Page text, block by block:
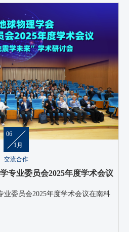
06
1月
交流合作
专业委员会2025年度学术会议
业委员会2025年度学术会议在南科